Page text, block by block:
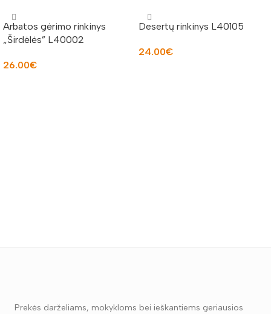
Arbatos gėrimo rinkinys
„Širdėlės” L40002
26.00€
Desertų rinkinys L40105
24.00€
Prekės darželiams, mokykloms bei ieškantiems geriausios